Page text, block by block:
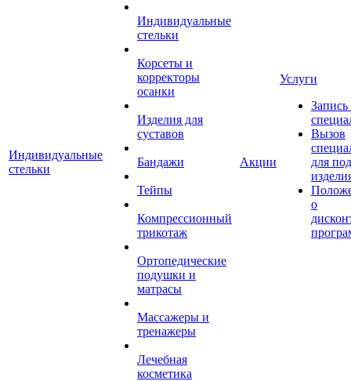
Индивидуальные
стельки
Индивидуальные
стельки
Корсеты и
корректоры
осанки
Изделия для
суставов
Бандажи
Тейпы
Компрессионный
трикотаж
Ортопедические
подушки и
матрасы
Массажеры и
тренажеры
Лечебная
косметика
Акции
Услуги
Запись
Вызов
для
о